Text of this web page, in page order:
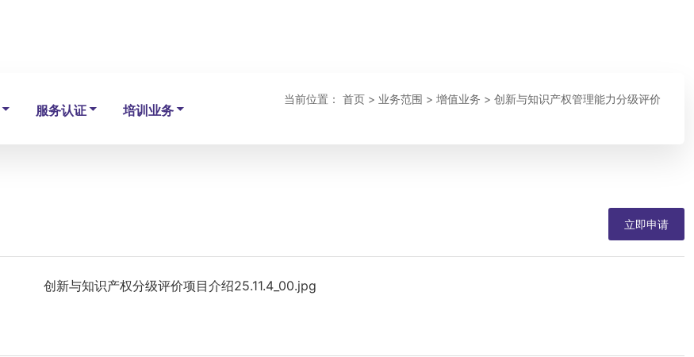
服务认证 培训业务
当前位置： 首页 > 业务范围 > 增值业务 > 创新与知识产权管理能力分级评价
立即申请